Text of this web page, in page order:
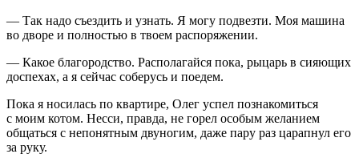
— Так надо съездить и узнать. Я могу подвезти. Моя машина
во дворе и полностью в твоем распоряжении.
— Какое благородство. Располагайся пока, рыцарь в сияющих
доспехах, а я сейчас соберусь и поедем.
Пока я носилась по квартире, Олег успел познакомиться
с моим котом. Несси, правда, не горел особым желанием
общаться с непонятным двуногим, даже пару раз царапнул его
за руку.